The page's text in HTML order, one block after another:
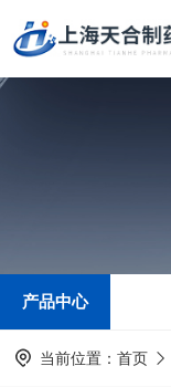
产品中心
当前位置： 首页